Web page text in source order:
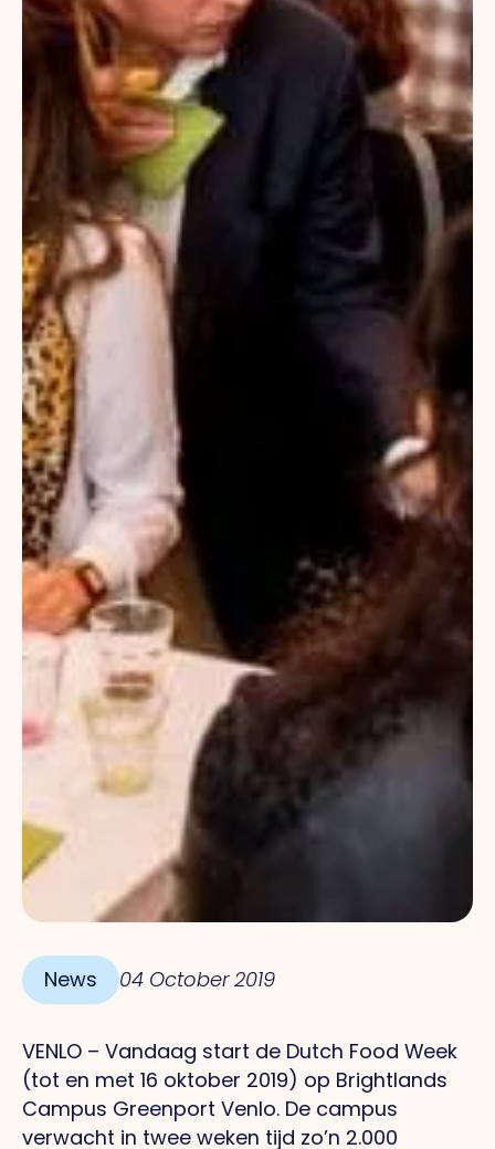
News 04 October 2019
VENLO – Vandaag start de Dutch Food Week
(tot en met 16 oktober 2019) op Brightlands
Campus Greenport Venlo. De campus
verwacht in twee weken tijd zo’n 2.000